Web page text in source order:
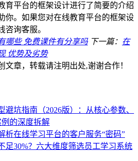
育平台的框架设计进行了简要的介绍
你。如果您对在线教育平台的框架设
咨询客服。
哪些 免费课件有分享吗 下一篇： 在
优势及劣势
文章，转载请注明出处,谢谢合作！
避坑指南（2026版）：从核心参数、
的深度拆解
析在线学习平台的客户服务“密码”
足30%？六大维度筛选员工学习系统